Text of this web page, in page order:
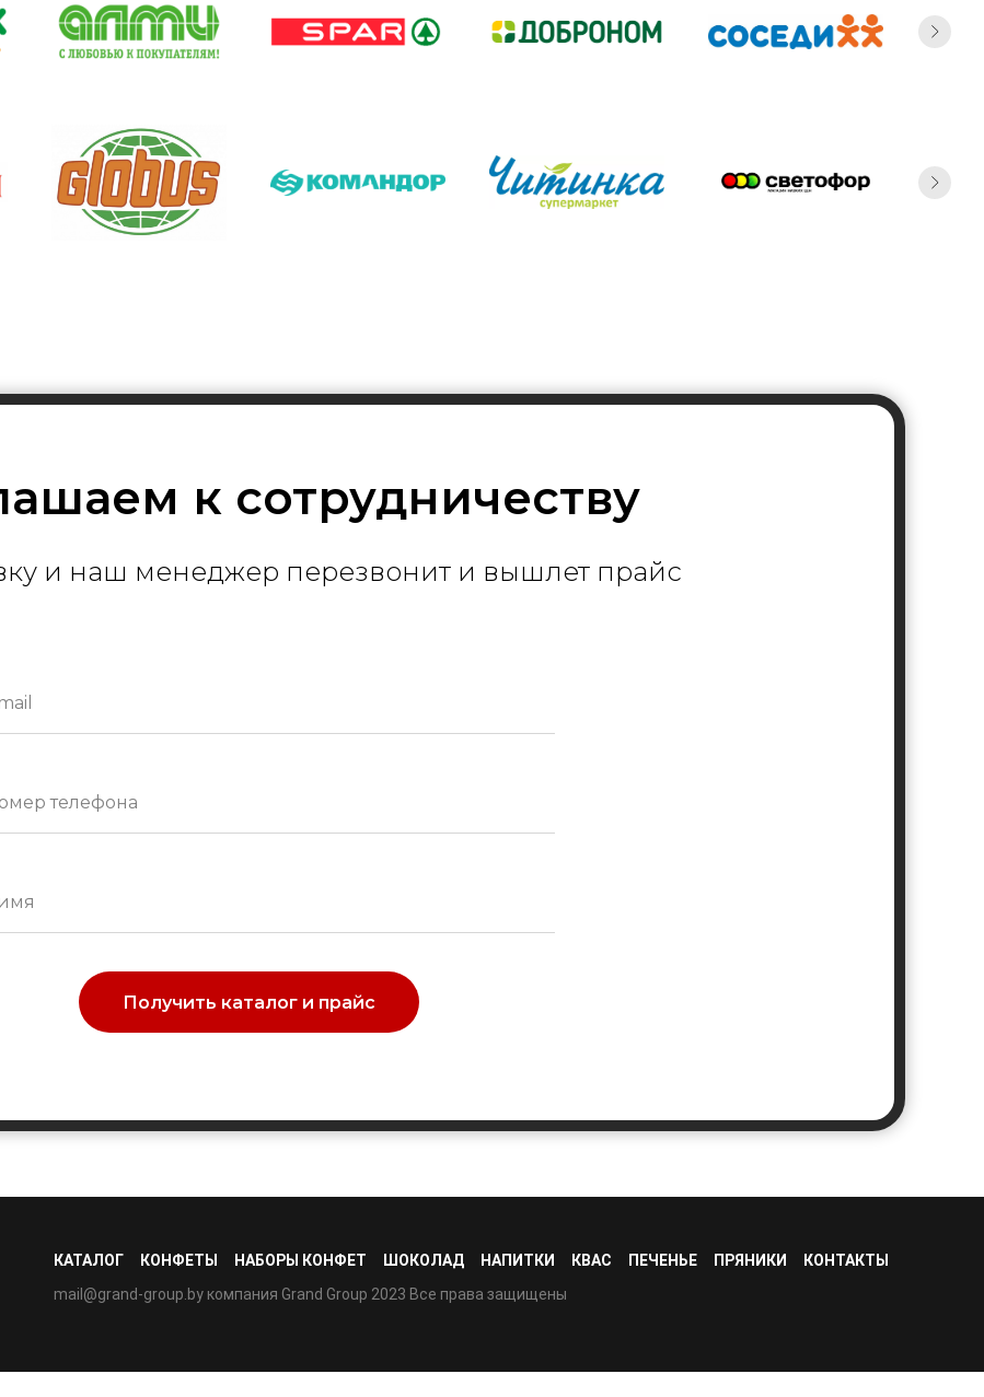
к сотрудничеству
и наш менеджер перезвонит и вышлет прайс
Получить каталог и прайс
КАТАЛОГ КОНФЕТЫ НАБОРЫ КОНФЕТ ШОКОЛАД НАПИТКИ КВАС ПЕЧЕНЬЕ ПРЯНИКИ
КОНТАКТЫ
mail@grand-group.by компания Grand Group 2023 Все права защищены